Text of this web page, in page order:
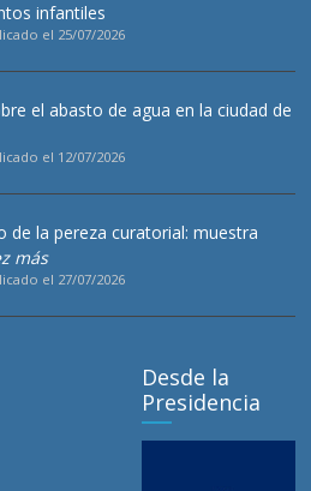
infantiles
el 25/07/2026
el abasto de agua en la ciudad de
el 12/07/2026
de la pereza curatorial: muestra
más
el 27/07/2026
Desde la
Presidencia